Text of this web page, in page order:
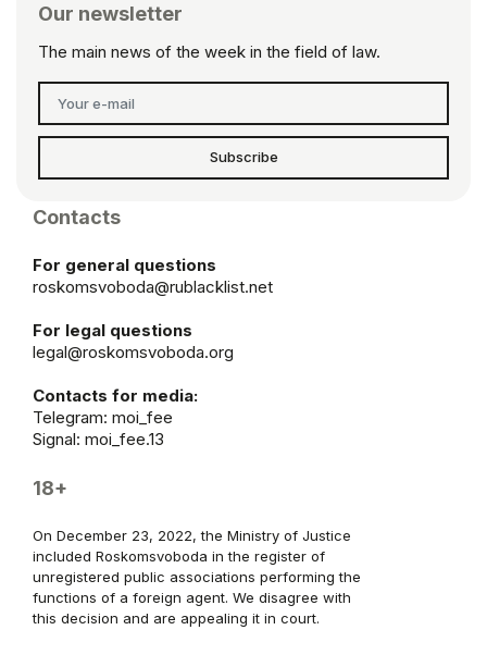
Our newsletter
The main news of the week in the field of law.
Subscribe
Contacts
For general questions
roskomsvoboda@rublacklist.net
For legal questions
legal@roskomsvoboda.org
Contacts for media:
Telegram: moi_fee
Signal: moi_fee.13
18+
On December 23, 2022, the Ministry of Justice
included Roskomsvoboda in the register of
unregistered public associations performing the
functions of a foreign agent. We disagree with
this decision and are appealing it in court.